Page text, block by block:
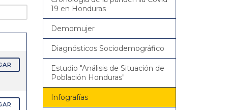
19 en Honduras
Demomujer
Diagnósticos Sociodemográfico
Estudio "Análisis de Situación de
Población Honduras"
Infografías